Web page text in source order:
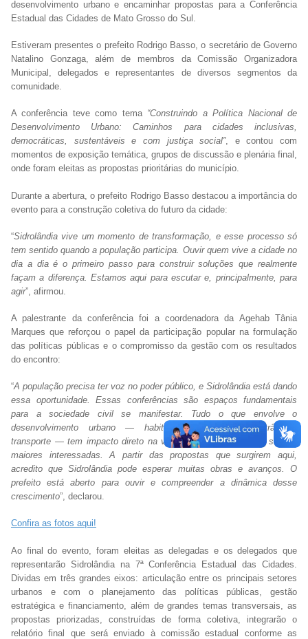
desenvolvimento urbano e encaminhar propostas para a Conferência
Estadual das Cidades de Mato Grosso do Sul.
Estiveram presentes o prefeito Rodrigo Basso, o secretário de Governo
Natalino Gonzaga, além de membros da Comissão Organizadora
Municipal, delegados e representantes de diversos segmentos da
comunidade.
A conferência teve como tema “Construindo a Política Nacional de
Desenvolvimento Urbano: Caminhos para cidades inclusivas,
democráticas, sustentáveis e com justiça social”, e contou com
momentos de exposição temática, grupos de discussão e plenária final,
onde foram eleitas as propostas prioritárias do município.
Durante a abertura, o prefeito Rodrigo Basso destacou a importância do
evento para a construção coletiva do futuro da cidade:
“Sidrolândia vive um momento de transformação, e esse processo só
tem sentido quando a população participa. Ouvir quem vive a cidade no
dia a dia é o primeiro passo para construir soluções que realmente
façam a diferença. Estamos aqui para escutar e, principalmente, para
agir”, afirmou.
A palestrante da conferência foi a coordenadora da Agehab Tânia
Marques que reforçou o papel da participação popular na formulação
das políticas públicas e o compromisso da gestão com os resultados
do encontro:
“A população precisa ter voz no poder público, e Sidrolândia está dando
essa oportunidade. Essas conferências são espaços fundamentais
para a sociedade civil se manifestar. Tudo o que envolve o
desenvolvimento urbano — habitação, acessibilidade, trânsito,
transporte — tem impacto direto na vida das pessoas, e elas são as
maiores interessadas. A partir das propostas que surgirem aqui,
acredito que Sidrolândia pode esperar muitas obras e avanços. O
prefeito está aberto para ouvir e compreender a dinâmica desse
crescimento”, declarou.
Confira as fotos aqui!
Ao final do evento, foram eleitas as delegadas e os delegados que
representarão Sidrolândia na 7ª Conferência Estadual das Cidades.
Dividas em três grandes eixos: articulação entre os principais setores
urbanos e com o planejamento das políticas públicas, gestão
estratégica e financiamento, além de grandes temas transversais, as
propostas priorizadas, construídas de forma coletiva, integrarão o
relatório final que será enviado à comissão estadual conforme as